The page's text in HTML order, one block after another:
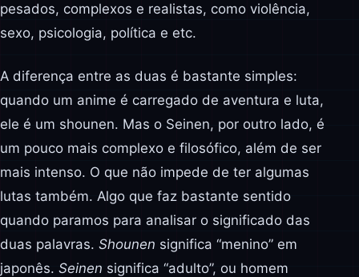
pesados, complexos e realistas, como violência,
sexo, psicologia, política e etc.
A diferença entre as duas é bastante simples:
quando um anime é carregado de aventura e luta,
ele é um shounen. Mas o Seinen, por outro lado, é
um pouco mais complexo e filosófico, além de ser
mais intenso. O que não impede de ter algumas
lutas também. Algo que faz bastante sentido
quando paramos para analisar o significado das
duas palavras. Shounen significa “menino” em
japonês. Seinen significa “adulto”, ou homem